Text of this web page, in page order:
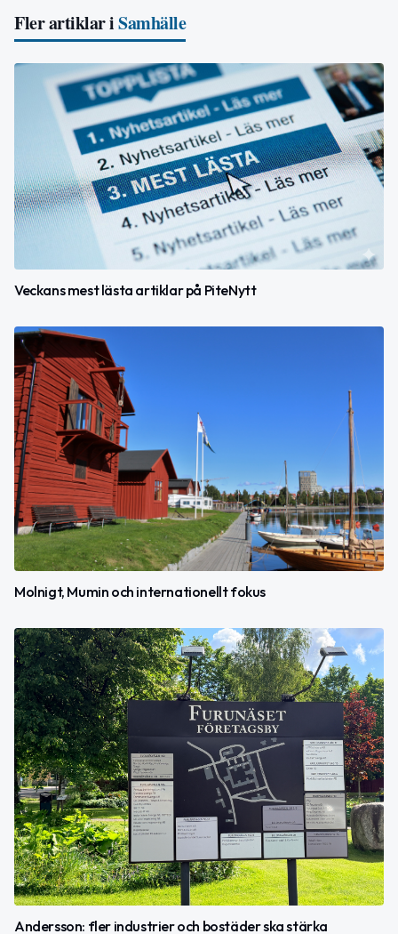
Fler artiklar iSamhälle
Veckans mest lästa artiklar på PiteNytt
Molnigt, Mumin och internationellt fokus
Andersson: fler industrier och bostäder ska stärka